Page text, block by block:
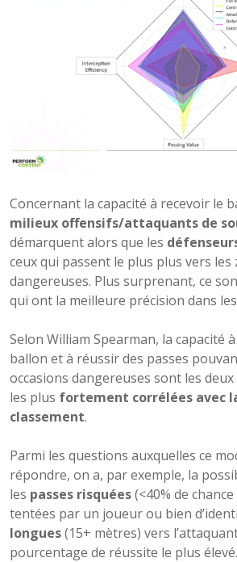
Concernant la capacité à recevoir le
milieux offensifs/attaquants de
démarquent alors que les
ceux qui passent le plus plus vers les
dangereuses. Plus surprenant, ce
qui ont la meilleure précision dans
Selon William Spearman, la capacité
ballon et à réussir des passes
occasions dangereuses sont les
les plus fortement corrélées avec
classement.
Parmi les questions auxquelles ce
répondre, on a, par exemple, la
les passes risquées(<40% de
tentées par un joueur ou bien
longues(15+ mètres) vers
pourcentage de réussite le plus élevé.